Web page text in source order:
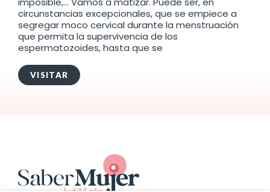
circunstancias excepcionales, que se empiece a
segregar moco cervical durante la menstruación
que permita la supervivencia de los
espermatozoides, hasta que se
VISITAR